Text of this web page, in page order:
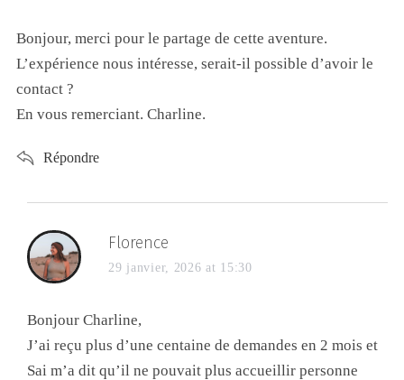
Bonjour, merci pour le partage de cette aventure.
L’expérience nous intéresse, serait-il possible d’avoir le
contact ?
En vous remerciant. Charline.
Répondre
Florence
29 janvier, 2026 at 15:30
Bonjour Charline,
J’ai reçu plus d’une centaine de demandes en 2 mois et
Sai m’a dit qu’il ne pouvait plus accueillir personne